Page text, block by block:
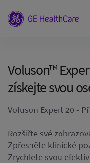
Voluson™
získejte svou
Voluson Expert 20 -
Rozšiřte své
Zpřesněte klinické
Zrychlete svou